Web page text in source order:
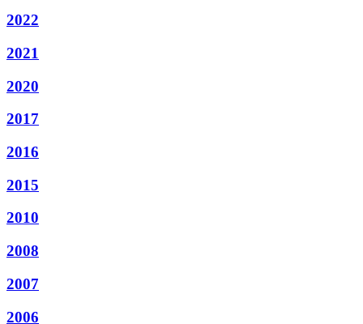
2022
2021
2020
2017
2016
2015
2010
2008
2007
2006